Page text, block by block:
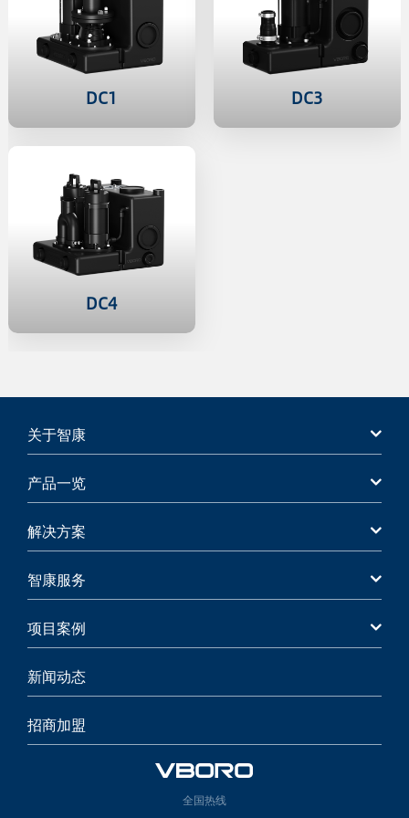
DC1 DC3
DC4
关于智康
产品一览
解决方案
智康服务
项目案例
新闻动态
招商加盟
全国热线